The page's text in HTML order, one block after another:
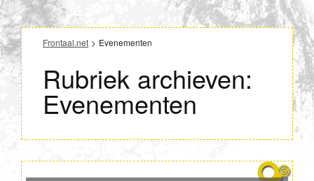
Frontaal.net > Evenementen
Rubriek archieven:
Evenementen